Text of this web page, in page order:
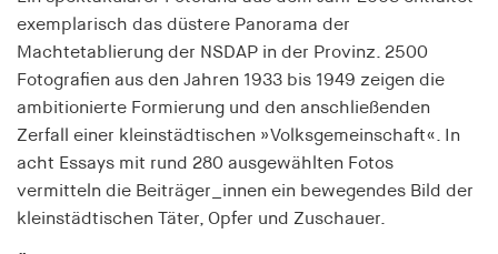
exemplarisch das düstere Panorama der
Machtetablierung der NSDAP in der Provinz. 2500
Fotografien aus den Jahren 1933 bis 1949 zeigen die
ambitionierte Formierung und den anschließenden
Zerfall einer kleinstädtischen »Volksgemeinschaft«. In
acht Essays mit rund 280 ausgewählten Fotos
vermitteln die Beiträger_innen ein bewegendes Bild der
kleinstädtischen Täter, Opfer und Zuschauer.
Speichert den Zustimmungsstatus des Benutzers
für Cookies auf der aktuellen Domäne.
Cookie Laufzeit:
1 Jahr
fe_typo_user
Name: